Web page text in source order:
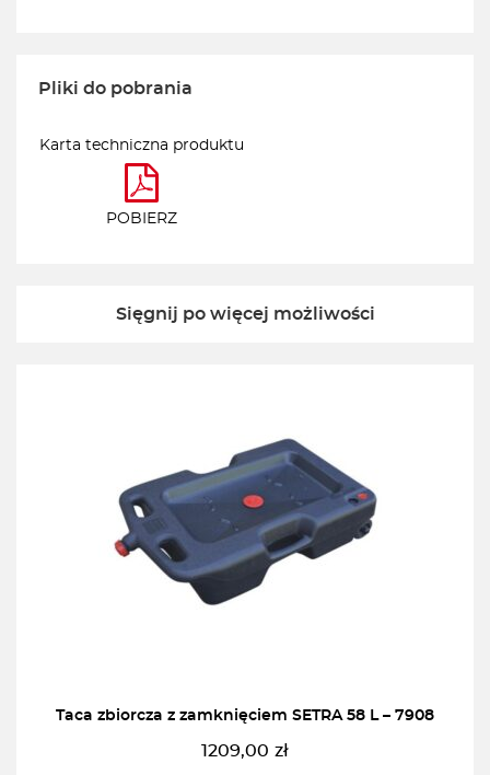
Pliki do pobrania
Karta techniczna produktu
POBIERZ
Sięgnij po więcej możliwości
Taca zbiorcza z zamknięciem SETRA 58 L – 7908
1209,00 zł